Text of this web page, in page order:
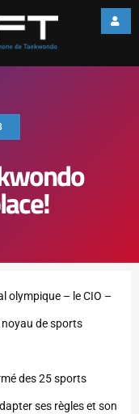
olympique – le CIO –
de sports
des 25 sports
ses règles et son